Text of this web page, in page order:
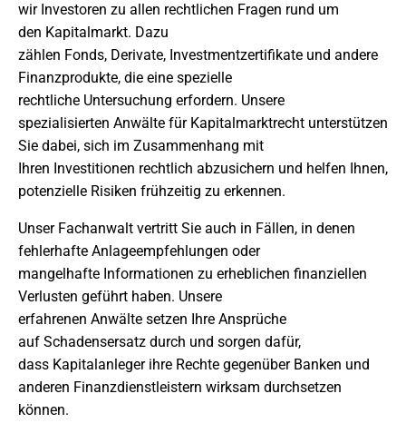
wir Investoren zu allen rechtlichen Fragen rund um
den Kapitalmarkt. Dazu
zählen Fonds, Derivate, Investmentzertifikate und andere
Finanzprodukte, die eine spezielle
rechtliche Untersuchung erfordern. Unsere
spezialisierten Anwälte für Kapitalmarktrecht unterstützen
Sie dabei, sich im Zusammenhang mit
Ihren Investitionen rechtlich abzusichern und helfen Ihnen,
potenzielle Risiken frühzeitig zu erkennen.
Unser Fachanwalt vertritt Sie auch in Fällen, in denen
fehlerhafte Anlageempfehlungen oder
mangelhafte Informationen zu erheblichen finanziellen
Verlusten geführt haben. Unsere
erfahrenen Anwälte setzen Ihre Ansprüche
auf Schadensersatz durch und sorgen dafür,
dass Kapitalanleger ihre Rechte gegenüber Banken und
anderen Finanzdienstleistern wirksam durchsetzen
können.